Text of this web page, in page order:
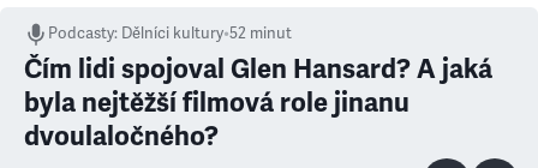
Podcasty: Dělníci kultury•52 minut
Čím lidi spojoval Glen Hansard? A jaká
byla nejtěžší filmová role jinanu
dvoulaločného?